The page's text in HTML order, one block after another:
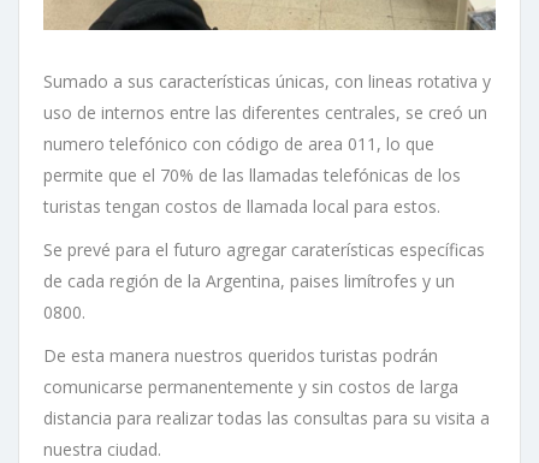
Sumado a sus características únicas, con lineas rotativa y
uso de internos entre las diferentes centrales, se creó un
numero telefónico con código de area 011, lo que
permite que el 70% de las llamadas telefónicas de los
turistas tengan costos de llamada local para estos.
Se prevé para el futuro agregar caraterísticas específicas
de cada región de la Argentina, paises limítrofes y un
0800.
De esta manera nuestros queridos turistas podrán
comunicarse permanentemente y sin costos de larga
distancia para realizar todas las consultas para su visita a
nuestra ciudad.